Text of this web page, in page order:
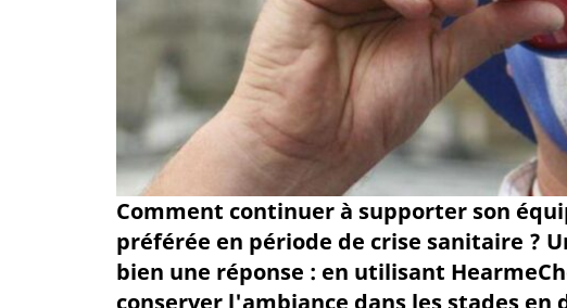
Comment continuer à supporter son
préférée en période de crise sanitaire ?
bien une réponse : en utilisant
conserver l'ambiance dans les stades